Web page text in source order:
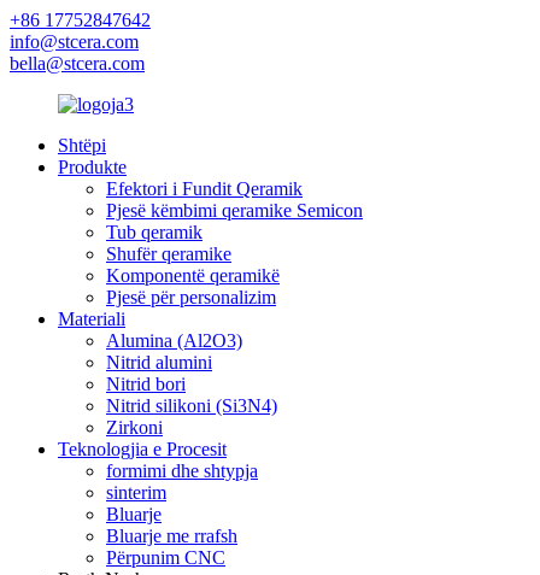
+86 17752847642
info@stcera.com
bella@stcera.com
Shtëpi
Produkte
Efektori i Fundit Qeramik
Pjesë këmbimi qeramike Semicon
Tub qeramik
Shufër qeramike
Komponentë qeramikë
Pjesë për personalizim
Materiali
Alumina (Al2O3)
Nitrid alumini
Nitrid bori
Nitrid silikoni (Si3N4)
Zirkoni
Teknologjia e Procesit
formimi dhe shtypja
sinterim
Bluarje
Bluarje me rrafsh
Përpunim CNC